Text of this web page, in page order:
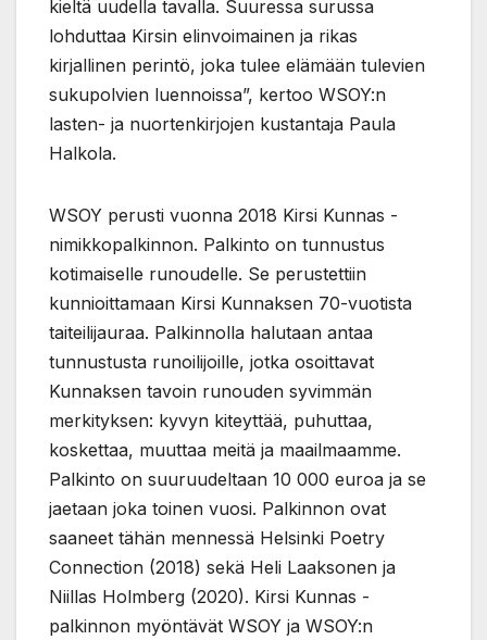
kieltä uudella tavalla. Suuressa surussa
lohduttaa Kirsin elinvoimainen ja rikas
kirjallinen perintö, joka tulee elämään tulevien
sukupolvien luennoissa”, kertoo WSOY:n
lasten- ja nuortenkirjojen kustantaja Paula
Halkola.
WSOY perusti vuonna 2018 Kirsi Kunnas -
nimikkopalkinnon. Palkinto on tunnustus
kotimaiselle runoudelle. Se perustettiin
kunnioittamaan Kirsi Kunnaksen 70-vuotista
taiteilijauraa. Palkinnolla halutaan antaa
tunnustusta runoilijoille, jotka osoittavat
Kunnaksen tavoin runouden syvimmän
merkityksen: kyvyn kiteyttää, puhuttaa,
koskettaa, muuttaa meitä ja maailmaamme.
Palkinto on suuruudeltaan 10 000 euroa ja se
jaetaan joka toinen vuosi. Palkinnon ovat
saaneet tähän mennessä Helsinki Poetry
Connection (2018) sekä Heli Laaksonen ja
Niillas Holmberg (2020). Kirsi Kunnas -
palkinnon myöntävät WSOY ja WSOY:n